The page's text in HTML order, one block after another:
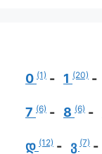
0 (1) 1 (20)
7 (6) 8 (6)
დ (12) ვ (7)